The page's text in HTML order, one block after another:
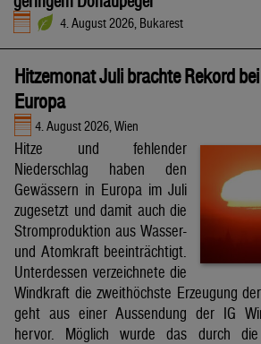
4. August 2026, Bukarest
Hitzemonat Juli brachte Rekord
Europa
4. August 2026, Wien
Hitze und fehlender
Niederschlag haben den
Gewässern in Europa im Juli
zugesetzt und damit auch die
Stromproduktion aus Wasser-
und Atomkraft beeinträchtigt.
Unterdessen verzeichnete die
Windkraft die zweithöchste Erzeugung
geht aus einer Aussendung der IG
hervor. Möglich wurde das durch